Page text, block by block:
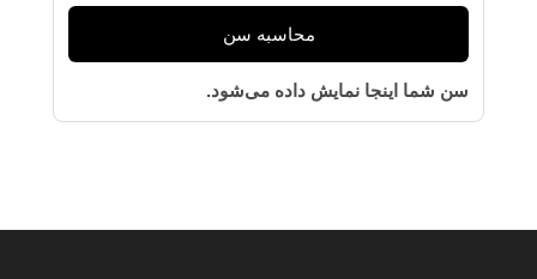
محاسبه سن
سن شما اینجا نمایش داده می‌شود.